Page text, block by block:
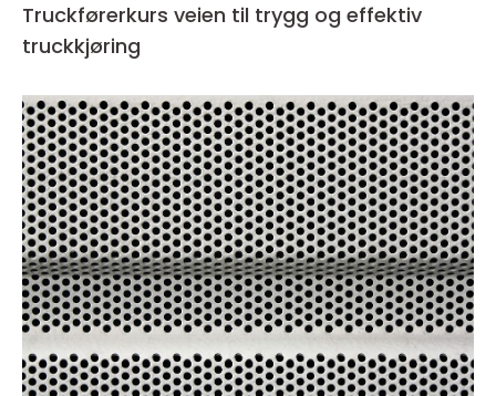
Truckførerkurs veien til trygg og effektiv
truckkjøring